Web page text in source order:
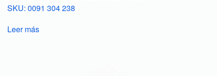
SKU: 0091 304 238
Leer más